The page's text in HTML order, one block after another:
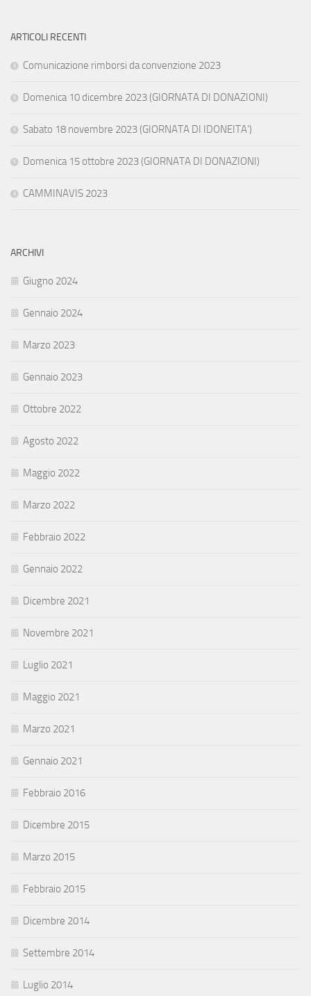
ARTICOLI RECENTI
Comunicazione rimborsi da convenzione 2023
Domenica 10 dicembre 2023 (GIORNATA DI DONAZIONI)
Sabato 18 novembre 2023 (GIORNATA DI IDONEITA’)
Domenica 15 ottobre 2023 (GIORNATA DI DONAZIONI)
CAMMINAVIS 2023
ARCHIVI
Giugno 2024
Gennaio 2024
Marzo 2023
Gennaio 2023
Ottobre 2022
Agosto 2022
Maggio 2022
Marzo 2022
Febbraio 2022
Gennaio 2022
Dicembre 2021
Novembre 2021
Luglio 2021
Maggio 2021
Marzo 2021
Gennaio 2021
Febbraio 2016
Dicembre 2015
Marzo 2015
Febbraio 2015
Dicembre 2014
Settembre 2014
Luglio 2014